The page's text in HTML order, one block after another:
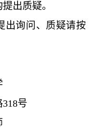
出质疑。
出询问、质疑请按
号